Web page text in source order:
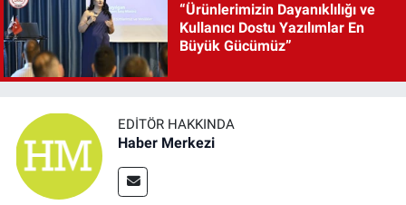
“Ürünlerimizin Dayanıklılığı ve
Kullanıcı Dostu Yazılımlar En
Büyük Gücümüz”
EDITÖR HAKKINDA
Haber Merkezi